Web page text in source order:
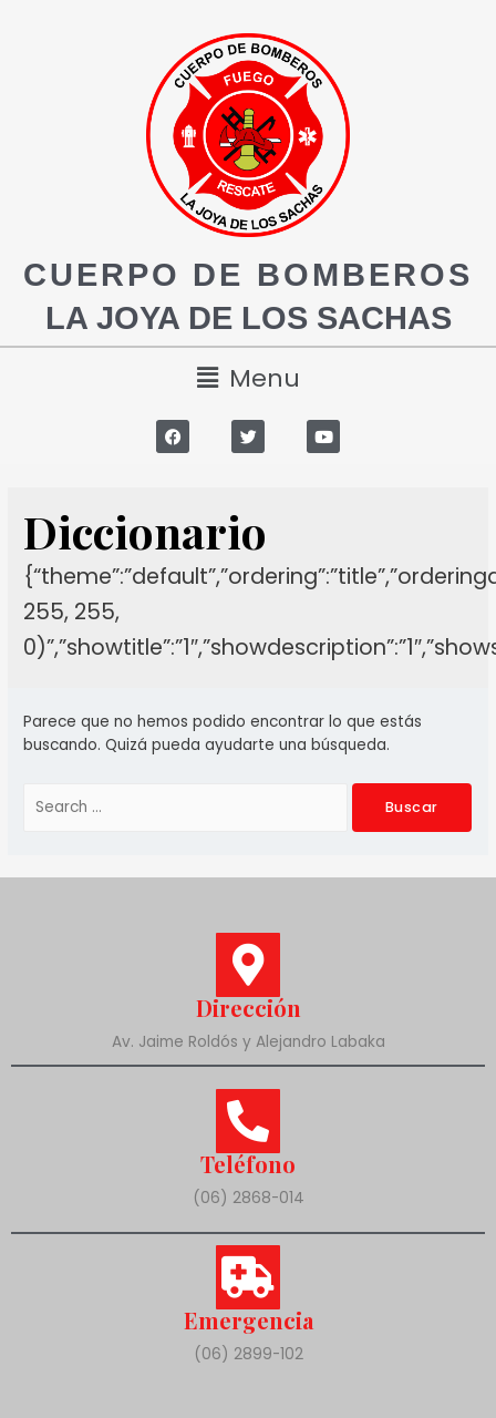
CUERPO DE BOMBEROS
LA JOYA DE LOS SACHAS
Menu
Diccionario
255, 255,
Parece que no hemos podido encontrar lo que estás
buscando. Quizá pueda ayudarte una búsqueda.
Dirección
Av. Jaime Roldós y Alejandro Labaka
Teléfono
(06) 2868-014
Emergencia
(06) 2899-102